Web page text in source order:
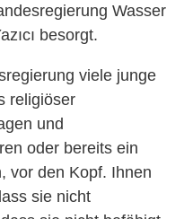
Wasser
besorgt.
viele junge
religiöser
und
oder bereits ein
vor den Kopf. Ihnen
sie nicht